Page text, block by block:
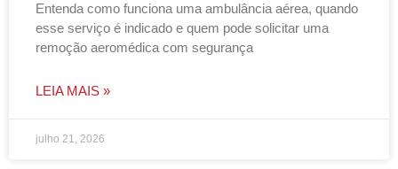
Entenda como funciona uma ambulância aérea, quando
esse serviço é indicado e quem pode solicitar uma
remoção aeromédica com segurança
LEIA MAIS »
julho 21, 2026